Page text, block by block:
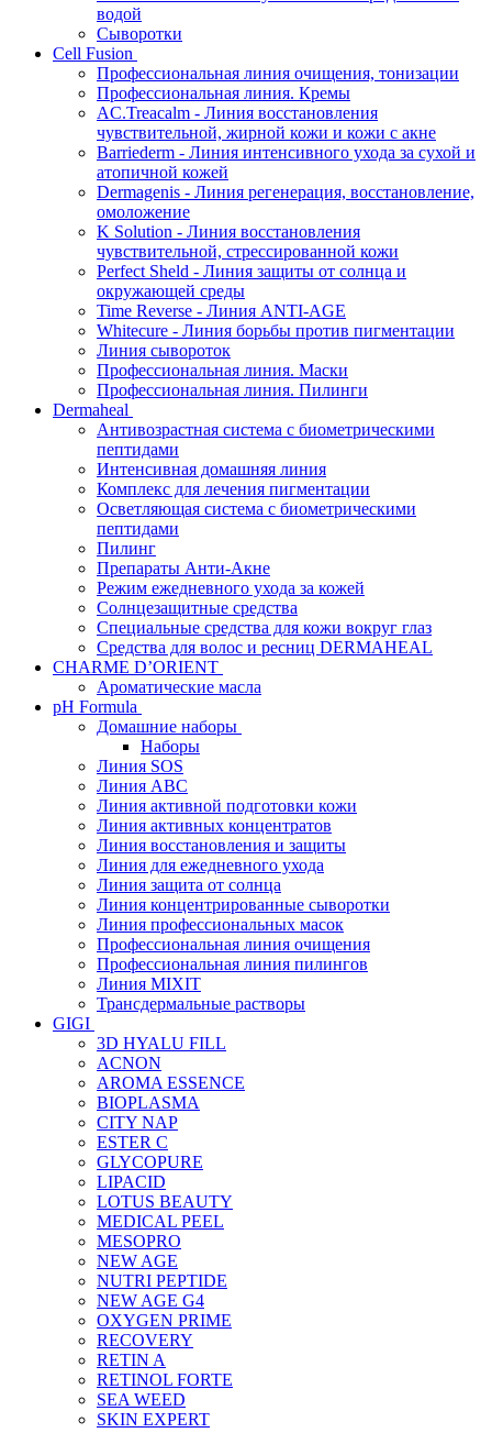
водой
Сыворотки
Cell Fusion
Профессиональная линия очищения, тонизации
Профессиональная линия. Кремы
AC.Treacalm - Линия восстановления
чувствительной, жирной кожи и кожи с акне
Barriederm - Линия интенсивного ухода за сухой и
атопичной кожей
Dermagenis - Линия регенерация, восстановление,
омоложение
K Solution - Линия восстановления
чувствительной, стрессированной кожи
Perfect Sheld - Линия защиты от солнца и
окружающей среды
Time Reverse - Линия ANTI-AGE
Whitecure - Линия борьбы против пигментации
Линия сывороток
Профессиональная линия. Маски
Профессиональная линия. Пилинги
Dermaheal
Антивозрастная система с биометрическими
пептидами
Интенсивная домашняя линия
Комплекс для лечения пигментации
Осветляющая система с биометрическими
пептидами
Пилинг
Препараты Анти-Акне
Режим ежедневного ухода за кожей
Солнцезащитные средства
Специальные средства для кожи вокруг глаз
Средства для волос и ресниц DERMAHEAL
CHARME D’ORIENT
Ароматические масла
pH Formula
Домашние наборы
Наборы
Линия SOS
Линия АВС
Линия активной подготовки кожи
Линия активных концентратов
Линия восстановления и защиты
Линия для ежедневного ухода
Линия защита от солнца
Линия концентрированные сыворотки
Линия профессиональных масок
Профессиональная линия очищения
Профессиональная линия пилингов
Линия MIXIT
Трансдермальные растворы
GIGI
3D HYALU FILL
ACNON
AROMA ESSENCE
BIOPLASMA
CITY NAP
ESTER C
GLYCOPURE
LIPACID
LOTUS BEAUTY
MEDICAL PEEL
MESOPRO
NEW AGE
NUTRI PEPTIDE
NEW AGE G4
OXYGEN PRIME
RECOVERY
RETIN A
RETINOL FORTE
SEA WEED
SKIN EXPERT